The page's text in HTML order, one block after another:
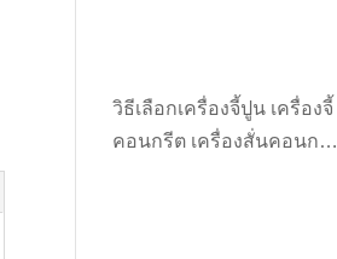
วิธีเลือกเครื่องจี้ปูน เครื่องจี้
คอนกรีต เครื่องสั่นคอนกรีต